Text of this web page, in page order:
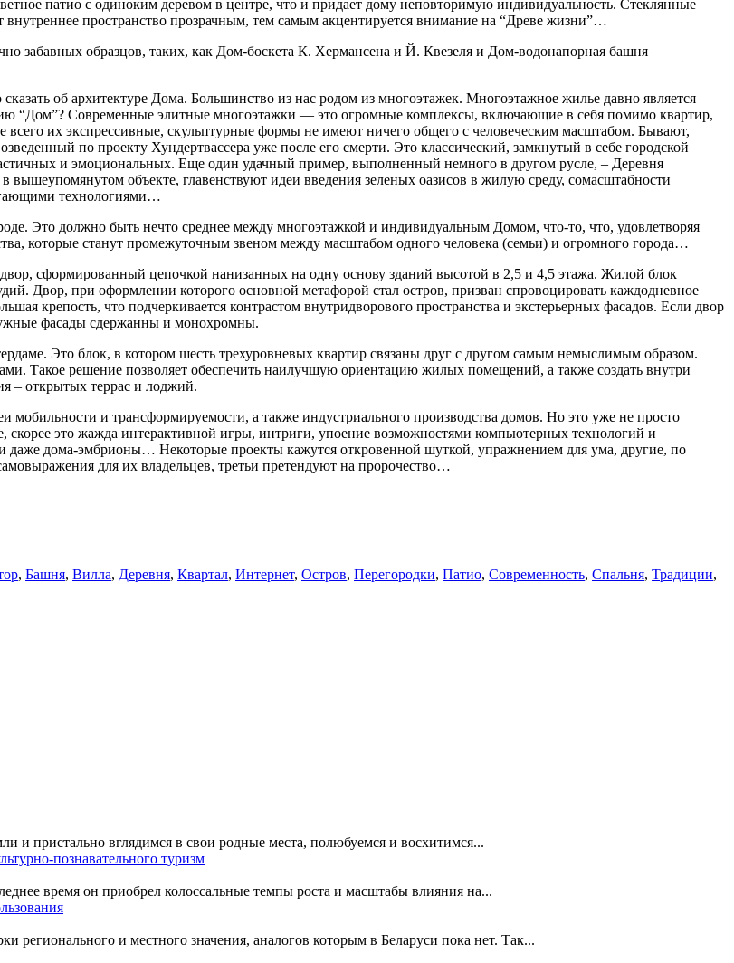
патио с одиноким деревом в центре, что и придает дому неповторимую индивидуальность. Стеклянные
пространство прозрачным, тем самым акцентируется внимание на “Древе жизни”…
забавных образцов, таких, как Дом-боскета К. Хермансена и Й. Квезеля и Дом-водонапорная башня
об архитектуре Дома. Большинство из нас родом из многоэтажек. Многоэтажное жилье давно является
“Дом”? Современные элитные многоэтажки — это огромные комплексы, включающие в себя помимо квартир,
их экспрессивные, скульптурные формы не имеют ничего общего с человеческим масштабом. Бывают,
по проекту Хундертвассера уже после его смерти. Это классический, замкнутый в себе городской
и эмоциональных. Еще один удачный пример, выполненный немного в другом русле, – Деревня
объекте, главенствуют идеи введения зеленых оазисов в жилую среду, сомасштабности
технологиями…
Это должно быть нечто среднее между многоэтажкой и индивидуальным Домом, что-то, что, удовлетворяя
которые станут промежуточным звеном между масштабом одного человека (семьи) и огромного города…
сформированный цепочкой нанизанных на одну основу зданий высотой в 2,5 и 4,5 этажа. Жилой блок
Двор, при оформлении которого основной метафорой стал остров, призван спровоцировать каждодневное
крепость, что подчеркивается контрастом внутридворового пространства и экстерьерных фасадов. Если двор
фасады сдержанны и монохромны.
Это блок, в котором шесть трехуровневых квартир связаны друг с другом самым немыслимым образом.
Такое решение позволяет обеспечить наилучшую ориентацию жилых помещений, а также создать внутри
– открытых террас и лоджий.
и трансформируемости, а также индустриального производства домов. Но это уже не просто
скорее это жажда интерактивной игры, интриги, упоение возможностями компьютерных технологий и
даже дома-эмбрионы… Некоторые проекты кажутся откровенной шуткой, упражнением для ума, другие, по
для их владельцев, третьи претендуют на пророчество…
, Башня, Вилла, Деревня, Квартал, Интернет, Остров, Перегородки, Патио, Современность, Спальня, Традиции,
и пристально вглядимся в свои родные места, полюбуемся и восхитимся...
познавательного туризм
время он приобрел колоссальные темпы роста и масштабы влияния на...
и местного значения, аналогов которым в Беларуси пока нет. Так...